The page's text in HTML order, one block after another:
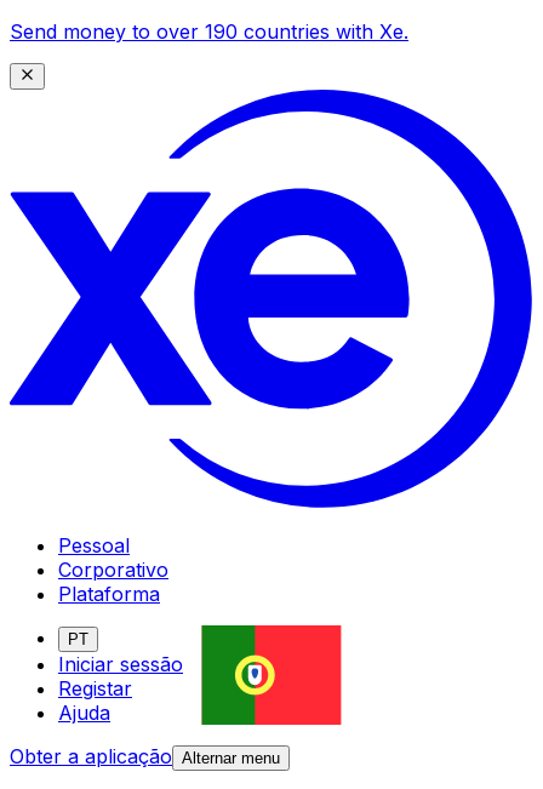
Send money to over 190 countries with Xe.
Pessoal
Corporativo
Plataforma
PT
Iniciar sessão
Registar
Ajuda
Obter a aplicação Alternar menu